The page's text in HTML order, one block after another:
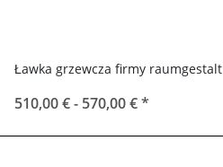
Ławka grzewcza firmy
510,00 € - 570,00 €*